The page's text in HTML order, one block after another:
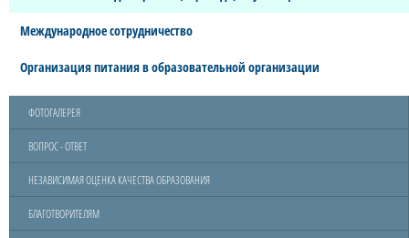
Международное сотрудничество
Организация питания в образовательной организации
ФОТОГАЛЕРЕЯ
ВОПРОС - ОТВЕТ
НЕЗАВИСИМАЯ ОЦЕНКА КАЧЕСТВА ОБРАЗОВАНИЯ
БЛАГОТВОРИТЕЛЯМ